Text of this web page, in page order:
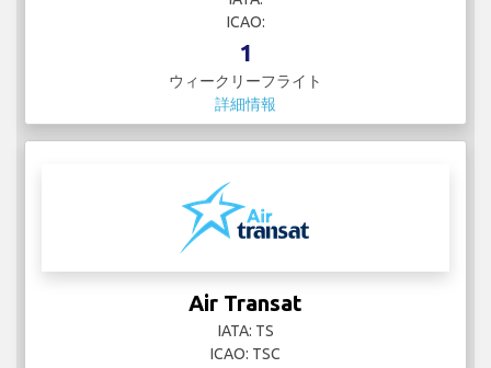
ICAO:
1
ウィークリーフライト
詳細情報
Air Transat
IATA: TS
ICAO: TSC